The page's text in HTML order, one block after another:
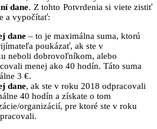
dane. Z tohto Potvrdenia si viete zistiť
a vypočítať:
dane – to je maximálna suma, ktorú
poukázať, ak ste v
neboli dobrovoľníkom, alebo
menej ako 40 hodín. Táto suma
3 €.
dane, ak ste v roku 2018 odpracovali
40 hodín a získate o tom
organizácií, pre ktoré ste v roku